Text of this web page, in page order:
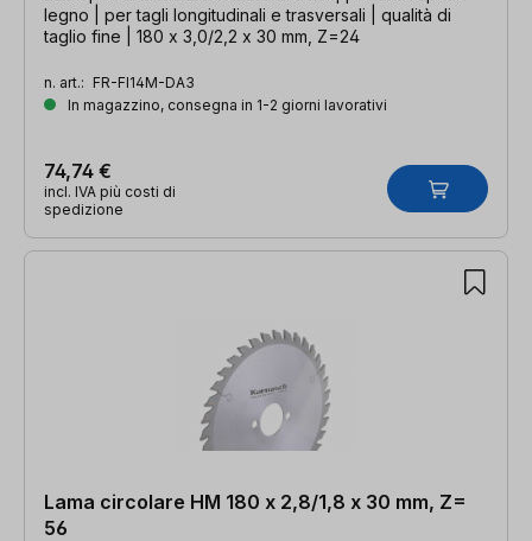
legno | per tagli longitudinali e trasversali | qualità di
taglio fine | 180 x 3,0/2,2 x 30 mm, Z=24
n. art.: FR-FI14M-DA3
In magazzino, consegna in 1-2 giorni lavorativi
74,74 €
incl. IVA più costi di
spedizione
Lama circolare HM 180 x 2,8/1,8 x 30 mm, Z=
56